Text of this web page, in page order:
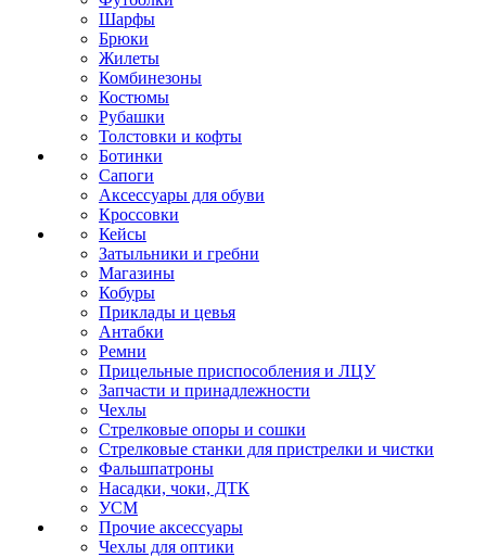
Шарфы
Брюки
Жилеты
Комбинезоны
Костюмы
Рубашки
Толстовки и кофты
Ботинки
Сапоги
Аксессуары для обуви
Кроссовки
Кейсы
Затыльники и гребни
Магазины
Кобуры
Приклады и цевья
Антабки
Ремни
Прицельные приспособления и ЛЦУ
Запчасти и принадлежности
Чехлы
Стрелковые опоры и сошки
Стрелковые станки для пристрелки и чистки
Фальшпатроны
Насадки, чоки, ДТК
УСМ
Прочие аксессуары
Чехлы для оптики